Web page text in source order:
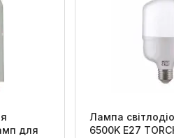
для
Лампа
6500K Е27